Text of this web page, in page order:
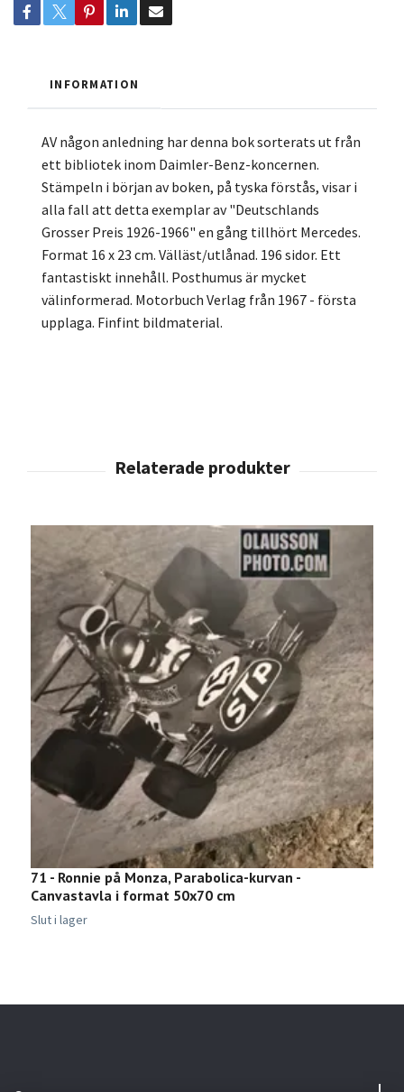
INFORMATION
AV någon anledning har denna bok sorterats ut från
ett bibliotek inom Daimler-Benz-koncernen.
Stämpeln i början av boken, på tyska förstås, visar i
alla fall att detta exemplar av "Deutschlands
Grosser Preis 1926-1966" en gång tillhört Mercedes.
Format 16 x 23 cm. Välläst/utlånad. 196 sidor. Ett
fantastiskt innehåll. Posthumus är mycket
välinformerad. Motorbuch Verlag från 1967 - första
upplaga. Finfint bildmaterial.
71 - Ronnie på Monza, Parabolica-kurvan -
Canvastavla i format 50x70 cm
Slut i lager